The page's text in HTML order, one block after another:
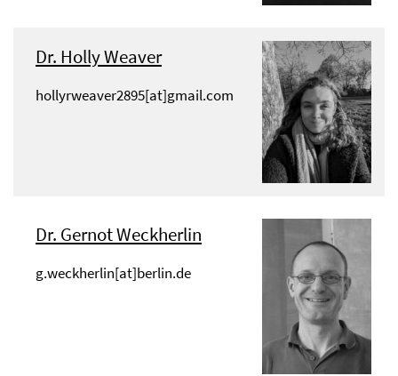
Dr. Holly Weaver
hollyrweaver2895[at]gmail.com
Dr. Gernot Weckherlin
g.weckherlin[at]berlin.de